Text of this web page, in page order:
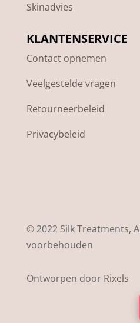
Skinadvies
KLANTENSERVICE
Contact opnemen
Veelgestelde vragen
Retourneerbeleid
Privacybeleid
© 2022 Silk Treatments,
voorbehouden
Ontworpen door Rixels